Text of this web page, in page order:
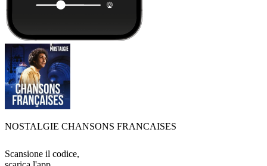
NOSTALGIE CHANSONS FRANCAISES
Scansione il codice,